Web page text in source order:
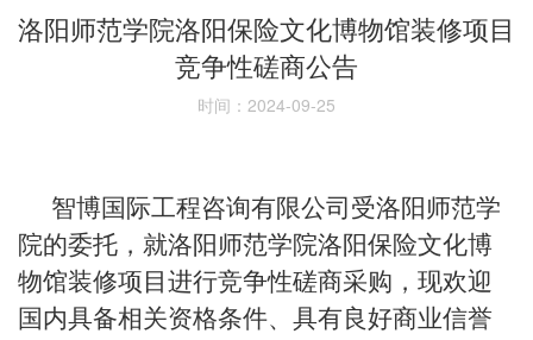
洛阳师范学院洛阳保险文化博物馆装修项目
竞争性磋商公告
时间：2024-09-25
智博国际工程咨询有限公司受洛阳师范学
院的委托，就洛阳师范学院洛阳保险文化博
物馆装修项目进行竞争性磋商采购，现欢迎
国内具备相关资格条件、具有良好商业信誉